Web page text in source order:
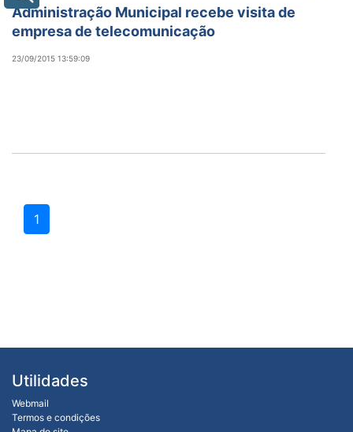
Administração Municipal recebe visita de
empresa de telecomunicação
23/09/2015 13:59:09
1
Utilidades
Webmail
Termos e condições